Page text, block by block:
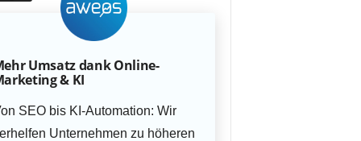
Umsatz dank Online-
& KI
SEO bis KI-Automation: Wir
Unternehmen zu höheren